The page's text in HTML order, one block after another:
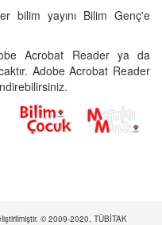
bilim yayını Bilim Genç'e
Acrobat Reader ya da
Adobe Acrobat Reader
© 2009-2020, TÜBİTAK